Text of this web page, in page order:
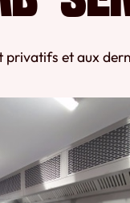
privatifs et aux